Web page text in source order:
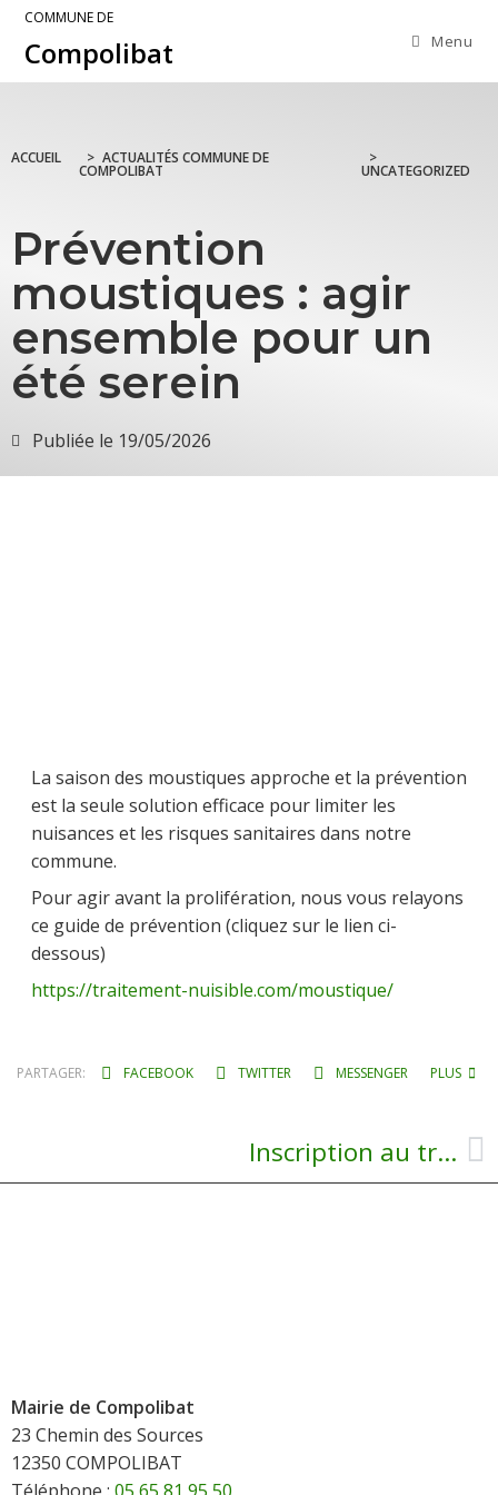
COMMUNE DE
Compolibat Menu
ACCUEIL > ACTUALITÉS COMMUNE DE
COMPOLIBAT
>
UNCATEGORIZED
Prévention
moustiques : agir
ensemble pour un
été serein
Publiée le 19/05/2026
La saison des moustiques approche et la prévention
est la seule solution efficace pour limiter les
nuisances et les risques sanitaires dans notre
commune.
Pour agir avant la prolifération, nous vous relayons
ce guide de prévention (cliquez sur le lien ci-
dessous)
https://traitement-nuisible.com/moustique/
PARTAGER: FACEBOOK TWITTER MESSENGER PLUS
Inscription au transport scolaire 2026/2027
Mairie de Compolibat
23 Chemin des Sources
12350 COMPOLIBAT